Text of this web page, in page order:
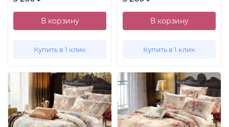
В корзину
Купить в 1 клик
В корзину
Купить в 1 клик